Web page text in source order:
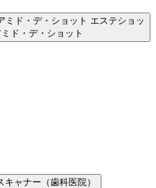
エステショッ
ド・デ・ショット
キャナー（歯科医院）